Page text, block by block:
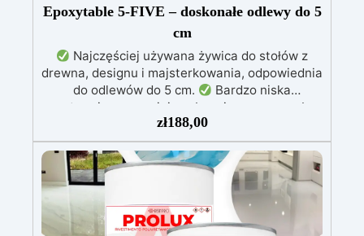
Epoxytable 5-FIVE – doskonałe odlewy do 5
cm
Najczęściej używana żywica do stołów z
drewna, designu i majsterkowania, odpowiednia
do odlewów do 5 cm.
Bardzo niska
egzotermia zapewniająca bezpieczną pracę bez
Odporna na zarysowania i
żółknięcie dzięki filtrom UV i wysokiej jakości
mechanicznej.
Niska lepkość, eliminująca
pęcherzyki powietrza i zapewniająca gładkie
wykończenie.
Bezpieczna i nietoksyczna,
wolna od BPA/VOC, certyfikowana do
długotrwałego kontaktu ze skórą.
zł188,00